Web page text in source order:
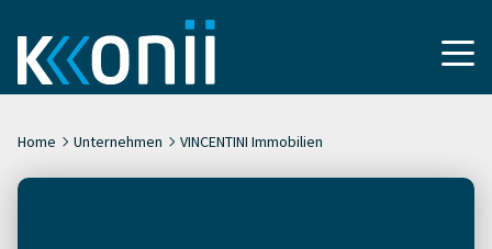
Home Unternehmen VINCENTINI Immobilien